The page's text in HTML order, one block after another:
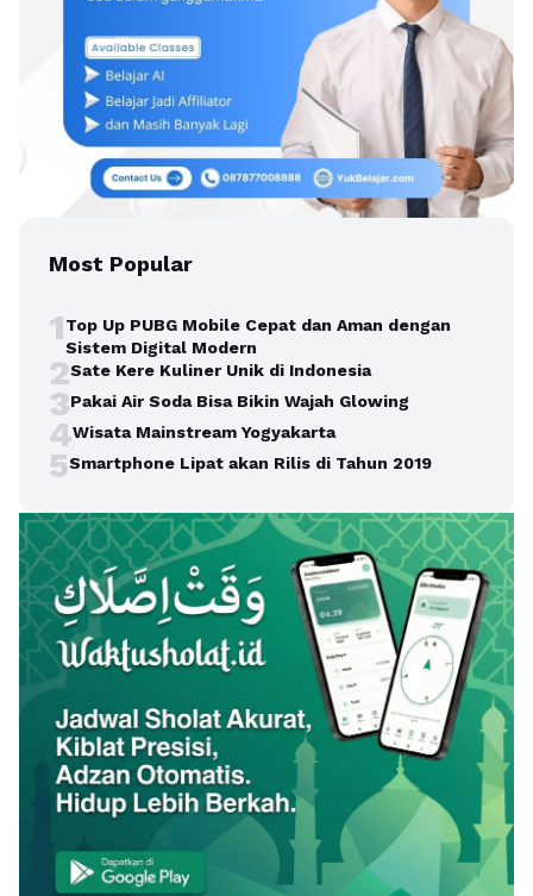
Most Popular
1Top Up PUBG Mobile Cepat dan Aman dengan
Sistem Digital Modern
2Sate Kere Kuliner Unik di Indonesia
3Pakai Air Soda Bisa Bikin Wajah Glowing
4Wisata Mainstream Yogyakarta
5Smartphone Lipat akan Rilis di Tahun 2019